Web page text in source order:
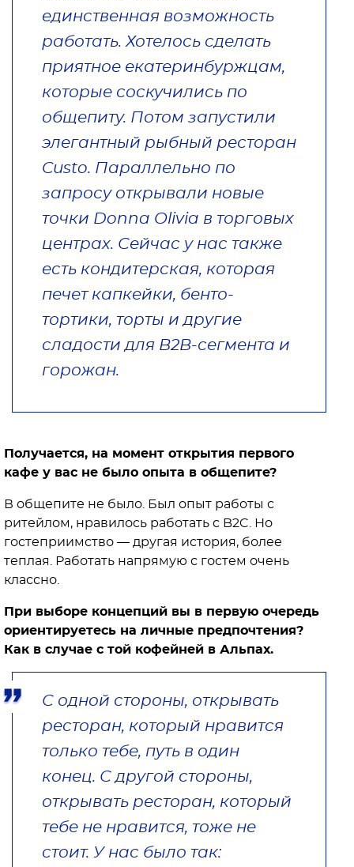
единственная возможность
работать. Хотелось сделать
приятное екатеринбуржцам,
которые соскучились по
общепиту. Потом запустили
элегантный рыбный ресторан
Custo. Параллельно по
запросу открывали новые
точки Donna Olivia в торговых
центрах. Сейчас у нас также
есть кондитерская, которая
печет капкейки, бенто-
тортики, торты и другие
сладости для B2B-сегмента и
горожан.
Получается, на момент открытия первого
кафе у вас не было опыта в общепите?
В общепите не было. Был опыт работы с
ритейлом, нравилось работать с B2C. Но
гостеприимство — другая история, более
теплая. Работать напрямую с гостем очень
классно.
При выборе концепций вы в первую очередь
ориентируетесь на личные предпочтения?
Как в случае с той кофейней в Альпах.
С одной стороны, открывать
ресторан, который нравится
только тебе, путь в один
конец. С другой стороны,
открывать ресторан, который
тебе не нравится, тоже не
стоит. У нас было так: